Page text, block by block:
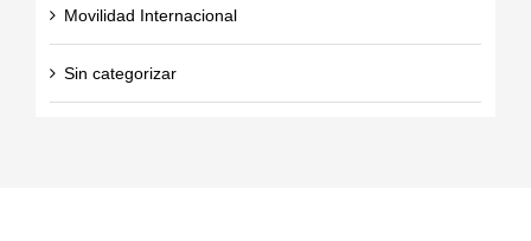
Movilidad Internacional
Sin categorizar